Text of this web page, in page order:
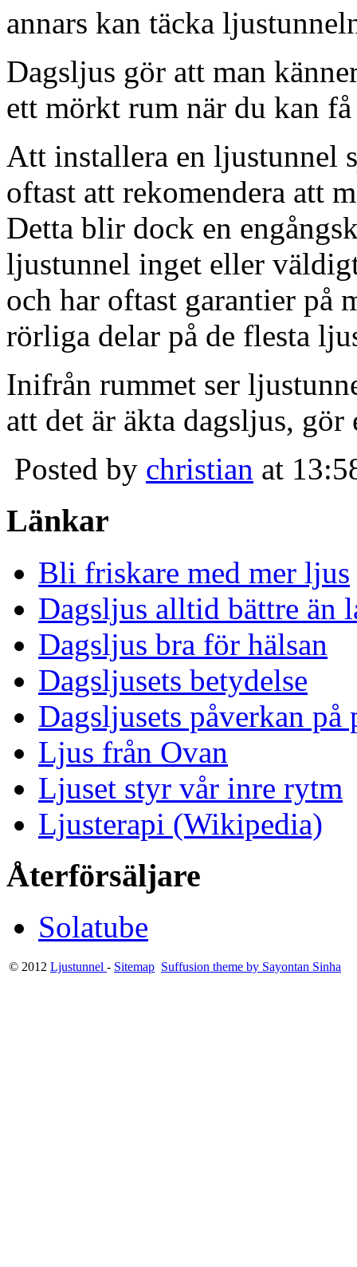
annars kan täcka
Dagsljus gör att man
ett mörkt rum när du kan
Att installera en ljustunnel
oftast att rekomendera att
Detta blir dock en
ljustunnel inget eller
och har oftast garantier på
rörliga delar på de flesta
Inifrån rummet ser
att det är äkta dagsljus,
Posted by christian at
Länkar
Bli friskare med mer ljus
Dagsljus alltid bättre än
Dagsljus bra för hälsan
Dagsljusets betydelse
Dagsljusets påverkan på
Ljus från Ovan
Ljuset styr vår inre rytm
Ljusterapi (Wikipedia)
Återförsäljare
Solatube
© 2012 Ljustunnel - Sitemap Suffusion theme by Sayontan Sinha